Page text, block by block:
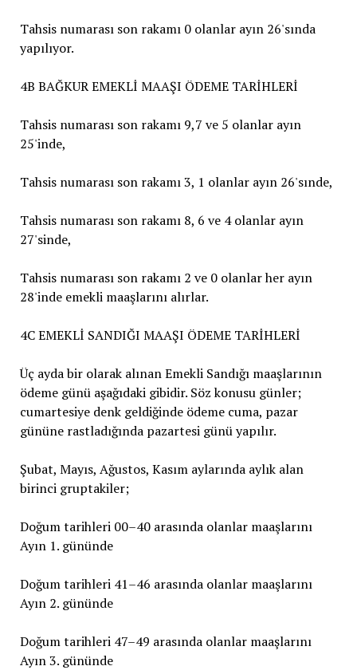
Tahsis numarası son rakamı 0 olanlar ayın 26'sında
yapılıyor.
4B BAĞKUR EMEKLİ MAAŞI ÖDEME TARİHLERİ
Tahsis numarası son rakamı 9,7 ve 5 olanlar ayın
25'inde,
Tahsis numarası son rakamı 3, 1 olanlar ayın 26'sınde,
Tahsis numarası son rakamı 8, 6 ve 4 olanlar ayın
27'sinde,
Tahsis numarası son rakamı 2 ve 0 olanlar her ayın
28'inde emekli maaşlarını alırlar.
4C EMEKLİ SANDIĞI MAAŞI ÖDEME TARİHLERİ
Üç ayda bir olarak alınan Emekli Sandığı maaşlarının
ödeme günü aşağıdaki gibidir. Söz konusu günler;
cumartesiye denk geldiğinde ödeme cuma, pazar
gününe rastladığında pazartesi günü yapılır.
Şubat, Mayıs, Ağustos, Kasım aylarında aylık alan
birinci gruptakiler;
Doğum tarihleri 00–40 arasında olanlar maaşlarını
Ayın 1. gününde
Doğum tarihleri 41–46 arasında olanlar maaşlarını
Ayın 2. gününde
Doğum tarihleri 47–49 arasında olanlar maaşlarını
Ayın 3. gününde